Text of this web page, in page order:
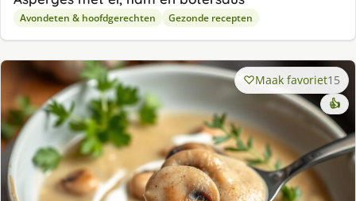
Avondeten & hoofdgerechten Gezonde recepten
Maak favoriet15
👍